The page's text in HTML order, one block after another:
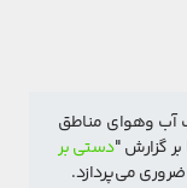
گزارش "
می‌پردازد.